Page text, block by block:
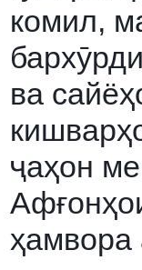
комил,
ва
ҷаҳон